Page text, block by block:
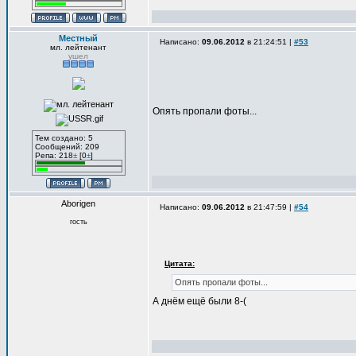
Местный
мл. лейтенант
ушел
Тем создано: 5
Сообщений: 209
Репа: 218±[0±]
Написано: 09.06.2012 в 21:24:51 | #53
Опять пропали фоты...
Aborigen
гость
Написано: 09.06.2012 в 21:47:59 | #54
Цитата:
Опять пропали фоты...
А днём ещё были 8-(